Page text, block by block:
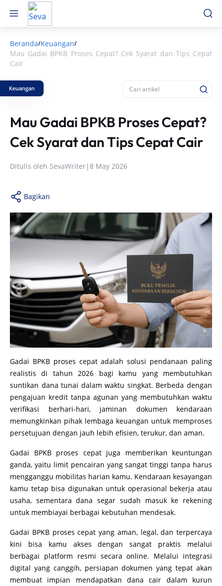
Beranda/Keuangan/
Mau Gadai BPKB Proses Cepat? Cek Syarat dan Tips Cepat
Cair
Keuangan
Mau Gadai BPKB Proses Cepat?
Cek Syarat dan Tips Cepat Cair
Ditulis oleh SevaWriter|8 May 2026
Bagikan
Gadai BPKB proses cepat adalah solusi pendanaan paling
realistis di tahun 2026 bagi kamu yang membutuhkan
suntikan dana tunai dalam waktu singkat. Berbeda dengan
pengajuan kredit tanpa agunan yang membutuhkan waktu
verifikasi berhari-hari, jaminan dokumen kendaraan
memungkinkan pihak lembaga keuangan untuk memproses
persetujuan dengan jauh lebih efisien, terukur, dan aman.
Gadai BPKB proses cepat juga memberikan keuntungan
ganda, yaitu limit pencairan yang sangat tinggi tanpa harus
mengganggu mobilitas harian kamu. Kendaraan kesayangan
kamu tetap bisa digunakan untuk operasional bekerja atau
usaha, sementara dana segar sudah masuk ke rekening
untuk membiayai berbagai kebutuhan mendesak.
Gadai BPKB proses cepat yang aman, legal, dan terpercaya
kini bisa kamu akses dengan sangat praktis melalui
berbagai platform resmi secara online. Melalui integrasi
digital yang canggih, persiapan dokumen yang tepat akan
membuat impian mendapatkan dana cair dalam kurun